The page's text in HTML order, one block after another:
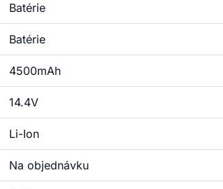
Batérie
Batérie
4500mAh
14.4V
Li-Ion
Na objednávku